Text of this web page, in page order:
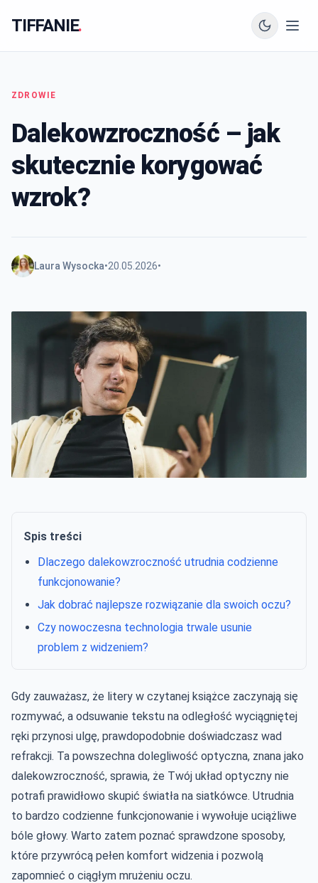
TIFFANIE.
ZDROWIE
Dalekowzroczność – jak
skutecznie korygować
wzrok?
Laura Wysocka•20.05.2026•
Spis treści
Dlaczego dalekowzroczność utrudnia codzienne
funkcjonowanie?
Jak dobrać najlepsze rozwiązanie dla swoich oczu?
Czy nowoczesna technologia trwale usunie
problem z widzeniem?
Gdy zauważasz, że litery w czytanej książce zaczynają się
rozmywać, a odsuwanie tekstu na odległość wyciągniętej
ręki przynosi ulgę, prawdopodobnie doświadczasz wad
refrakcji. Ta powszechna dolegliwość optyczna, znana jako
dalekowzroczność, sprawia, że Twój układ optyczny nie
potrafi prawidłowo skupić światła na siatkówce. Utrudnia
to bardzo codzienne funkcjonowanie i wywołuje uciążliwe
bóle głowy. Warto zatem poznać sprawdzone sposoby,
które przywrócą pełen komfort widzenia i pozwolą
zapomnieć o ciągłym mrużeniu oczu.